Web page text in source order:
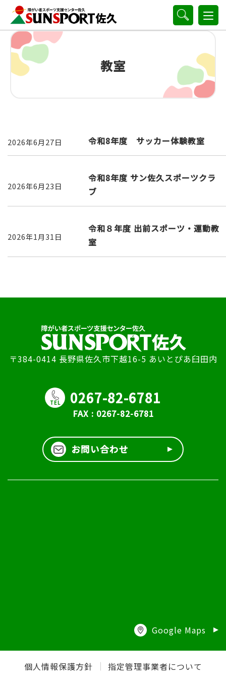
教室
2026年6月27日 令和8年度 サッカー体験教室
2026年6月23日
令和8年度 サン佐久スポーツクラ
ブ
2026年1月31日
令和８年度 出前スポーツ・運動教
室
〒384-0414 長野県佐久市下越16-5 あいとぴあ臼田内
TEL 0267-82-6781
FAX : 0267-82-6781
お問い合わせ
Google Maps
個人情報保護方針 指定管理事業者について